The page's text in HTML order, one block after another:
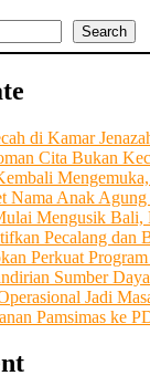
Search
di Kamar
Cita Bukan
Nama Anak
Mengusik Bali,
Pecalang dan
Perkuat
Sumber Daya
Jadi
Pamsimas ke